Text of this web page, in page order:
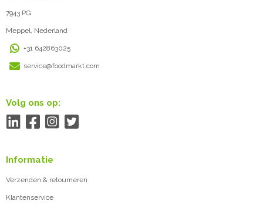
7943 PG
Meppel, Nederland
+31 642863025
service@foodmarkt.com
Volg ons op:
Informatie
Verzenden & retourneren
Klantenservice